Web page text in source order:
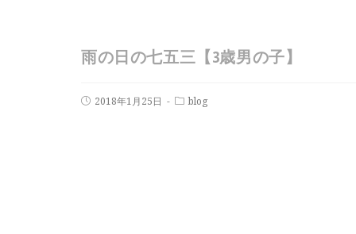
雨の日の七五三【3歳男の子】
2018年1月25日 blog